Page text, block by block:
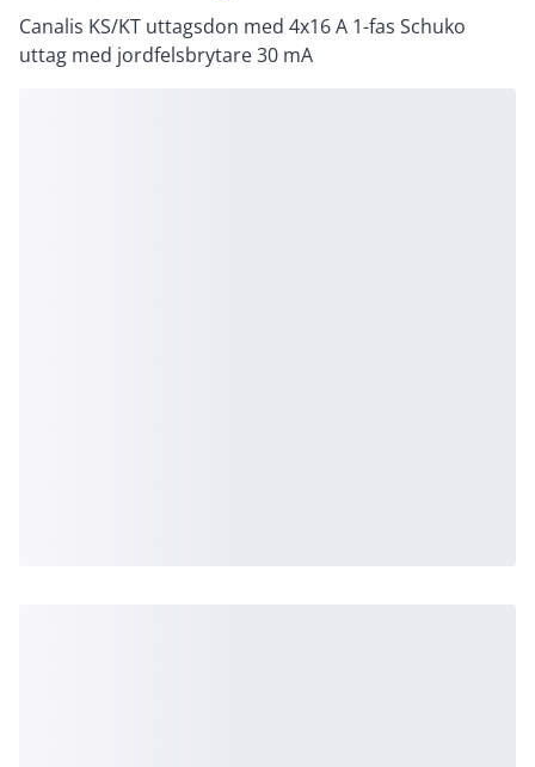
Canalis KS/KT uttagsdon med 4x16 A 1-fas Schuko
uttag med jordfelsbrytare 30 mA